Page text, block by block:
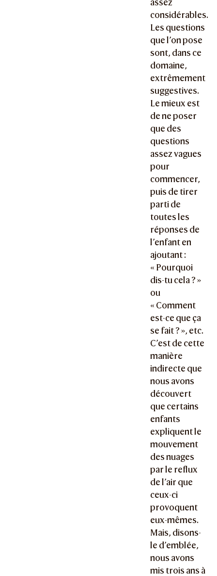
assez
considérables.
Les questions
que l’on pose
sont, dans ce
domaine,
extrêmement
suggestives.
Le mieux est
de ne poser
que des
questions
assez vagues
pour
commencer,
puis de tirer
parti de
toutes les
réponses de
l’enfant en
ajoutant :
« Pourquoi
dis-tu cela ? »
ou
« Comment
est-ce que ça
se fait ? », etc.
C’est de cette
manière
indirecte que
nous avons
découvert
que certains
enfants
expliquent le
mouvement
des nuages
par le reflux
de l’air que
ceux-ci
provoquent
eux-mêmes.
Mais, disons-
le d’emblée,
nous avons
mis trois ans à